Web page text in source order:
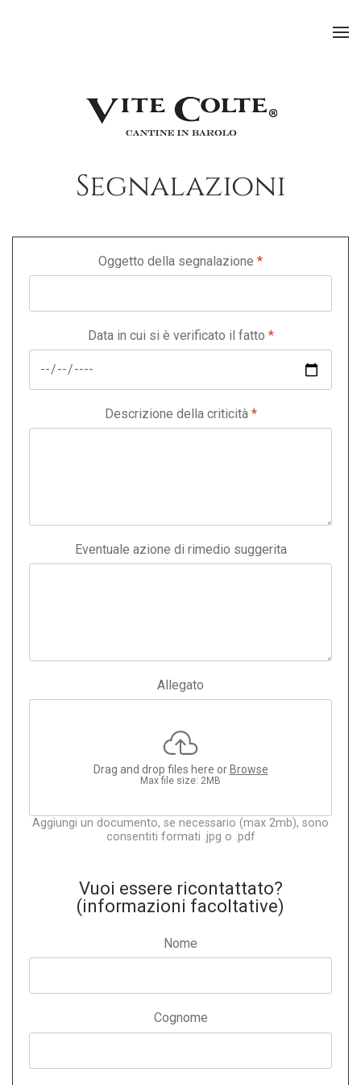
Segnalazioni
Oggetto della segnalazione *
Data in cui si è verificato il fatto *
Descrizione della criticità *
Eventuale azione di rimedio suggerita
Allegato
Drag and drop files here or Browse
Max file size: 2MB
Aggiungi un documento, se necessario (max 2mb), sono
consentiti formati .jpg o .pdf
Vuoi essere ricontattato?
(informazioni facoltative)
Nome
Cognome